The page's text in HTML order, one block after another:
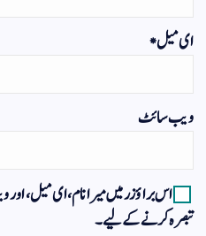
ای میل*
ویب‌ سائٹ
اس براؤزر میں میرا نام، ای میل،
تبصرہ کرنے کےلیے۔